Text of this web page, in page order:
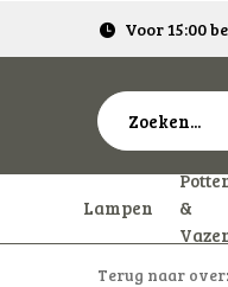
Lampen
&
Voor 15:00
Terug naar